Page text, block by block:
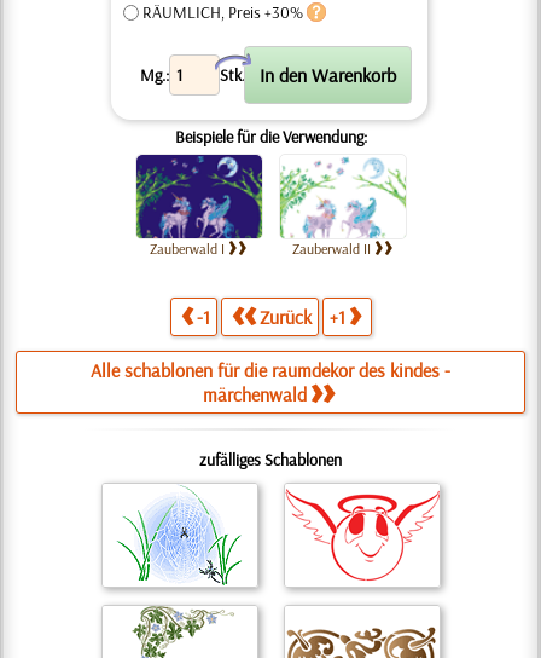
RÄUMLICH, Preis +30%
Mg.: Stk.
X
Beispiele für die Verwendung:
Zauberwald I Zauberwald II
-1 Zurück +1
Alle schablonen für die raumdekor des kindes -
märchenwald
zufälliges Schablonen